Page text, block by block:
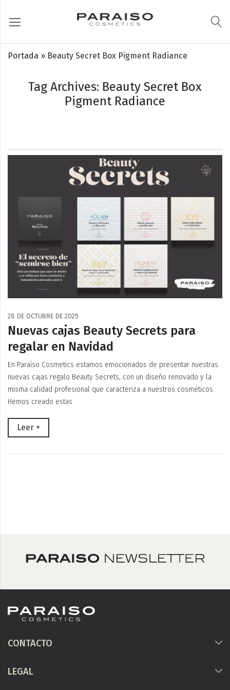
Tag Archives: Beauty Secret Box
Pigment Radiance
Portada » Beauty Secret Box Pigment Radiance
28 DE OCTUBRE DE 2025
Nuevas cajas Beauty Secrets para
regalar en Navidad
En Paraíso Cosmetics estamos emocionados de presentar nuestras
nuevas cajas regalo Beauty Secrets, con un diseño renovado y la
misma calidad profesional que caracteriza a nuestros cosméticos.
Hemos creado estas
Leer +
CONTACTO
LEGAL